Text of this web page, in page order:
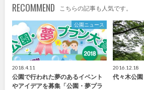
特徴で探す
RECOMMEND こちらの記事も人気です。
公園ニュース
2018.4.11
公園で行われた夢のあるイベント
やアイデアを募集「公園・夢プラ
2016.12.18
代々木公園